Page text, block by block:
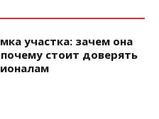
участка: зачем она
стоит доверять